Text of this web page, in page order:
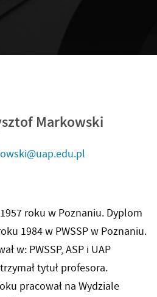
Markowski
roku w Poznaniu. Dyplom
1984 w PWSSP w Poznaniu.
w: PWSSP, ASP i UAP
tytuł profesora.
pracował na Wydziale